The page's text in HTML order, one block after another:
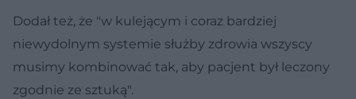
Dodał też, że "w kulejącym i coraz bardziej
niewydolnym systemie służby zdrowia wszyscy
musimy kombinować tak, aby pacjent był leczony
zgodnie ze sztuką".